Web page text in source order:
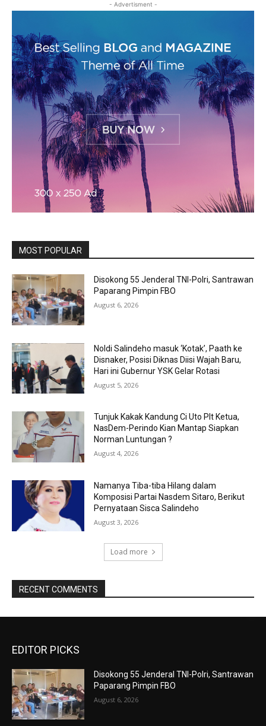
- Advertisment -
MOST POPULAR
Disokong 55 Jenderal TNI-Polri, Santrawan
Paparang Pimpin FBO
August 6, 2026
Noldi Salindeho masuk ‘Kotak’, Paath ke
Disnaker, Posisi Diknas Diisi Wajah Baru,
Hari ini Gubernur YSK Gelar Rotasi
August 5, 2026
Tunjuk Kakak Kandung Ci Uto Plt Ketua,
NasDem-Perindo Kian Mantap Siapkan
Norman Luntungan ?
August 4, 2026
Namanya Tiba-tiba Hilang dalam
Komposisi Partai Nasdem Sitaro, Berikut
Pernyataan Sisca Salindeho
August 3, 2026
Load more
RECENT COMMENTS
EDITOR PICKS
Disokong 55 Jenderal TNI-Polri, Santrawan
Paparang Pimpin FBO
August 6, 2026